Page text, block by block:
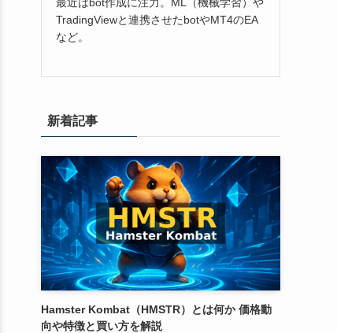
TradingViewと連携させたbotやMT4のEA
など。
新着記事
Hamster Kombat（HMSTR）とは何か 価格動
向や特徴と買い方を解説